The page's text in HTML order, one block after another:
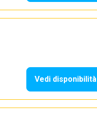
Vedi disponibilità